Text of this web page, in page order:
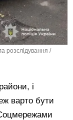
розслідування /
і
варто бути